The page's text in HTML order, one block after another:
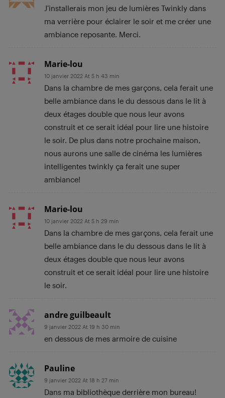
J’installerais mon jeu de lumières Twinkly dans
ma verrière pour éclairer le soir et me créer une
ambiance reposante. Merci.
Marie-lou
10 janvier 2022 At 5 h 43 min
Dans la chambre de mes garçons, cela ferait une
belle ambiance dans le du dessous dans le lit à
deux étages double que nous leur avons
construit et ce serait idéal pour lire une histoire
le soir. De plus dans notre prochaine maison,
nous aurons une salle de cinéma les lumières
intelligentes twinkly ça ferait une super
ambiance!
Marie-lou
10 janvier 2022 At 5 h 29 min
Dans la chambre de mes garçons, cela ferait une
belle ambiance dans le du dessous dans le lit à
deux étages double que nous leur avons
construit et ce serait idéal pour lire une histoire
le soir.
andre guilbeault
9 janvier 2022 At 19 h 30 min
en dessous de mes armoire de cuisine
Pauline
9 janvier 2022 At 18 h 27 min
Dans ma bibliothèque derrière mon bureau!